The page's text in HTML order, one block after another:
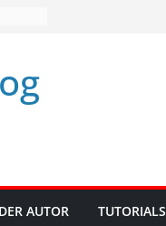
DER AUTOR TUTORIALS